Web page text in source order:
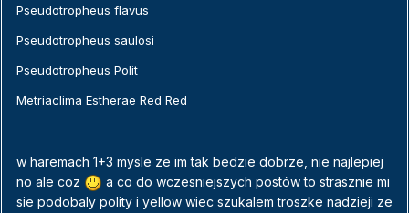
Pseudotropheus flavus
Pseudotropheus saulosi
Pseudotropheus Polit
Metriaclima Estherae Red Red
w haremach 1+3 mysle ze im tak bedzie dobrze, nie najlepiej
no ale coz
a co do wczesniejszych postów to strasznie mi
sie podobaly polity i yellow wiec szukalem troszke nadzieji ze